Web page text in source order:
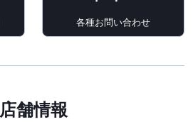
各種お問い合わせ
店舗情報